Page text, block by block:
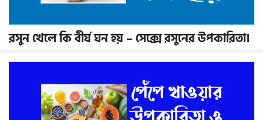
রসুন খেলে কি বীর্য ঘন হয় – সেক্সে রসুনের উপকারিতা।